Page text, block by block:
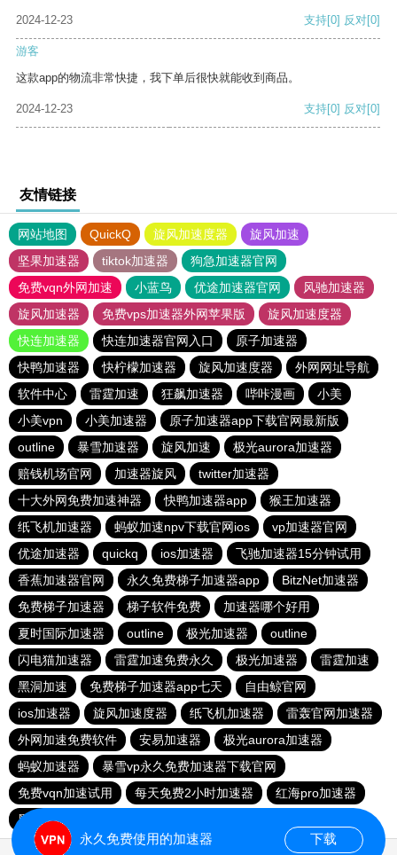
2024-12-23 支持[0] 反对[0]
游客
这款app的物流非常快捷，我下单后很快就能收到商品。
2024-12-23 支持[0] 反对[0]
友情链接
网站地图 QuickQ 旋风加速度器
旋风加速
坚果加速器
tiktok加速器
狗急加速器官网
免费vqn外网加速
小蓝鸟 优途加速器官网
风驰加速器
旋风加速器
免费vps加速器外网苹果版
旋风加速度器
快连加速器
快连加速器官网入口
原子加速器
快鸭加速器
快柠檬加速器 旋风加速度器
外网网址导航
软件中心
雷霆加速 狂飙加速器 哔咔漫画
小美
小美vpn
小美加速器
原子加速器app下载官网最新版
outline
暴雪加速器 旋风加速
极光aurora加速器
赔钱机场官网
加速器旋风
twitter加速器
十大外网免费加速神器
快鸭加速器app
猴王加速器
纸飞机加速器
蚂蚁加速npv下载官网ios
vp加速器官网
优途加速器
quickq ios加速器
飞驰加速器15分钟试用
香蕉加速器官网
永久免费梯子加速器app
BitzNet加速器
免费梯子加速器
梯子软件免费
加速器哪个好用
夏时国际加速器
outline 极光加速器
outline
闪电猫加速器
雷霆加速免费永久 极光加速器
雷霆加速
黑洞加速
免费梯子加速器app七天
自由鲸官网
ios加速器
旋风加速度器 纸飞机加速器
雷轰官网加速器
外网加速免费软件
安易加速器
极光aurora加速器
蚂蚁加速器
暴雪vp永久免费加速器下载官网
免费vqn加速试用
每天免费2小时加速器
红海pro加速器
黑洞官网
永久免费使用的加速器 下载